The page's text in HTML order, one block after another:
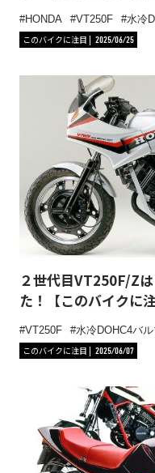
HONDA VT250F
水冷
このバイクに注目
2025/06/25
２世代目VT250F/Z
た！【このバイクに注
VT250F 水冷DOHC4バ
このバイクに注目
2025/06/07